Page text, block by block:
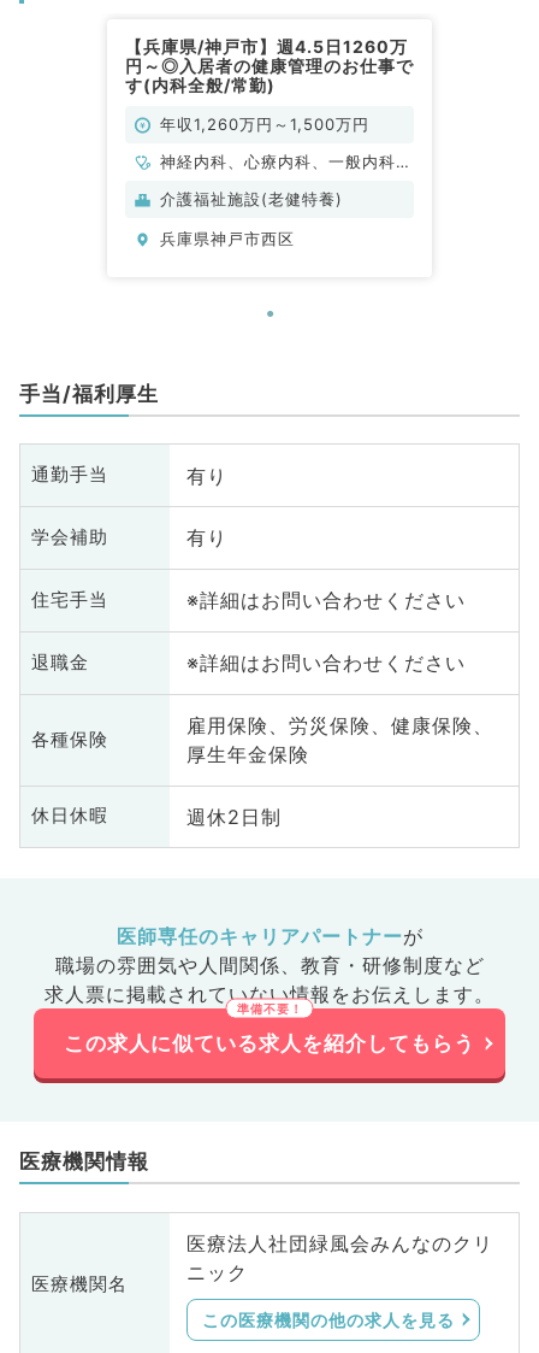
【兵庫県/神戸市】週4.5日1260万
円～◎入居者の健康管理のお仕事で
す(内科全般/常勤)
年収1,260万円～1,500万円
神経内科、心療内科、一般内科、
循環器内科、呼吸器内科、消化器
科、老年内科、膠原病科
介護福祉施設(老健特養)
兵庫県神戸市西区
手当/福利厚生
通勤手当 有り
学会補助 有り
住宅手当 ※詳細はお問い合わせください
退職金 ※詳細はお問い合わせください
各種保険
雇用保険、労災保険、健康保険、
厚生年金保険
休日休暇 週休2日制
医師専任のキャリアパートナーが
職場の雰囲気や人間関係、 教育・研修制度など
求人票に掲載されていない情報をお伝えします。
この求人に似ている求人を紹介してもらう
医療機関情報
医療機関名
医療法人社団緑風会みんなのクリ
ニック
この医療機関の他の求人を見る